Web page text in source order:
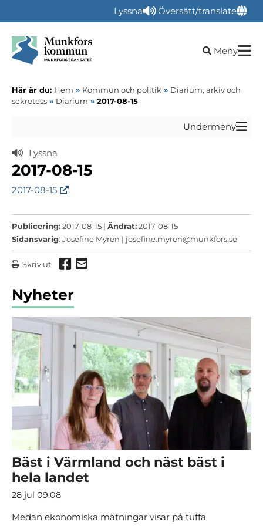
Lyssna Översätt/translate
Öppna
Meny
Här är du: Hem » Kommun och politik » Diarium, arkiv och
sekretess » Diarium » 2017-08-15
Undermeny
Lyssna
2017-08-15
2017-08-15
Publicering:2017-08-15 | Ändrat:2017-08-15
Sidansvarig: Josefine Myrén | josefine.myren@munkfors.se
Skriv ut Dela via Facebook
Dela via mail
Nyheter
Bäst i Värmland och näst bäst i
hela landet
28 jul 09:08
Medan ekonomiska mätningar visar på tuffa